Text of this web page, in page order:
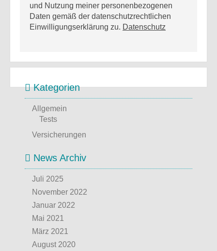
und Nutzung meiner personenbezogenen
Daten gemäß der datenschutzrechtlichen
Einwilligungserklärung zu. Datenschutz
Kategorien
Allgemein
Tests
Versicherungen
News Archiv
Juli 2025
November 2022
Januar 2022
Mai 2021
März 2021
August 2020